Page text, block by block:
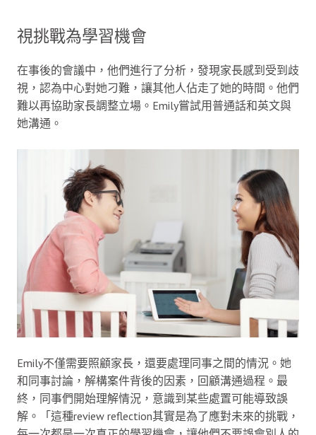
視挑戰為學習機會
在事後的會議中，他們進行了分析，發現家長感到受到歧
視，認為中心對她刁難，讓其他人佔走了她的時間。他們
難以再協助家長調整立場。Emily嘗試用普通話和英文與
她溝通。
Emily不僅需要照顧家長，還要處理同事之間的情況。她
和同事討論，解構案件背後的因素，回顧溝通過程。最
終，同事們開始理解情況，意識到某些處置可能導致誤
解。「這種review reflection其實是為了應對未來的挑戰，